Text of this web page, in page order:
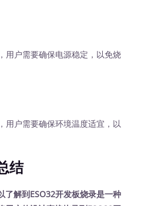
户需要确保电源稳定，以免烧
户需要确保环境温度适宜，以
结
了解到ESO32开发板烧录是一种